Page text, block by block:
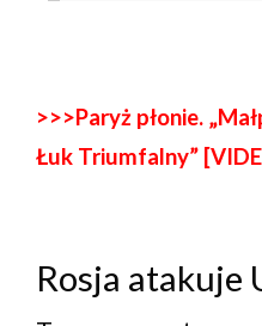
>>>Paryż płonie.
Łuk Triumfalny”
Rosja atakuje